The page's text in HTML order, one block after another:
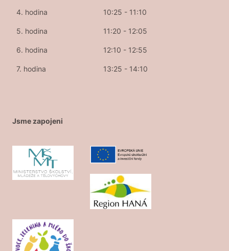
4. hodina 10:25 - 11:10
5. hodina 11:20 - 12:05
6. hodina 12:10 - 12:55
7. hodina 13:25 - 14:10
Jsme zapojeni